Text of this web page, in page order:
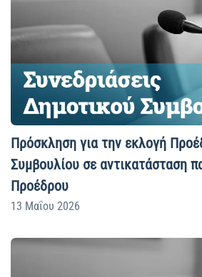
Πρόσκληση για την εκλογή
Συμβουλίου σε αντικατάσταση
Προέδρου
13 Μαΐου 2026